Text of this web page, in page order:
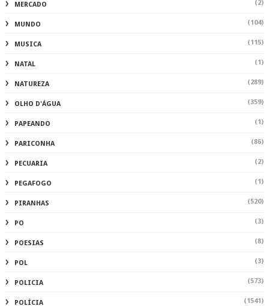
MERCADO (2)
MUNDO (104)
MUSICA (115)
NATAL (1)
NATUREZA (289)
OLHO D'ÁGUA (359)
PAPEANDO (1)
PARICONHA (86)
PECUARIA (2)
PEGAFOGO (1)
PIRANHAS (520)
PO (3)
POESIAS (8)
POL (3)
POLICIA (573)
POLÍCIA (1541)